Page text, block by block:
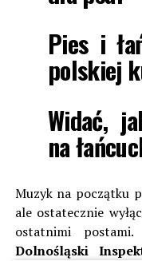
Pies i
polskiej
Widać,
na
Muzyk na początku
ale ostatecznie
ostatnimi
Dolnośląski